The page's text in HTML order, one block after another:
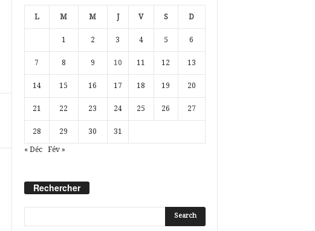
L M M J V S D
1 2 3 4 5 6
7 8 9 10 11 12 13
14 15 16 17 18 19 20
21 22 23 24 25 26 27
28 29 30 31
« Déc Fév »
Rechercher